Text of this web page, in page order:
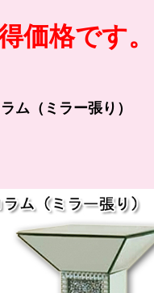
価格です。
ム（ミラー張り）